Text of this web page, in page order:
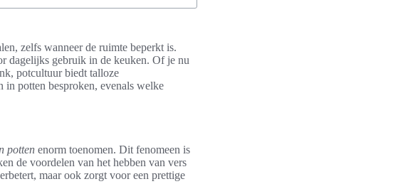
zelfs wanneer de ruimte beperkt is.
dagelijks gebruik in de keuken. Of je nu
potcultuur biedt talloze
potten besproken, evenals welke
potten enorm toenomen. Dit fenomeen is
de voordelen van het hebben van vers
maar ook zorgt voor een prettige